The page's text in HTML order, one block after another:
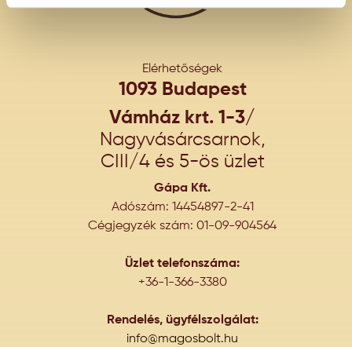
Elérhetőségek
1093 Budapest
Vámház krt. 1-3/
Nagyvásárcsarnok,
CIII/4 és 5-ös üzlet
Gápa Kft.
Adószám: 14454897-2-41
Cégjegyzék szám: 01-09-904564
Üzlet telefonszáma:
+36-1-366-3380
Rendelés, ügyfélszolgálat:
info@magosbolt.hu